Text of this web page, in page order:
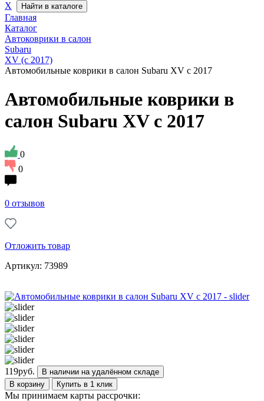
Х
Найти в каталоге
Главная
Каталог
Автоковрики в салон
Subaru
XV (с 2017)
Автомобильные коврики в салон Subaru XV с 2017
Автомобильные коврики в
салон Subaru XV с 2017
0
0
0 отзывов
Отложить товар
Артикул: 73989
119руб.
В наличии на удалённом складе
В корзину
Купить в 1 клик
Мы принимаем карты рассрочки: